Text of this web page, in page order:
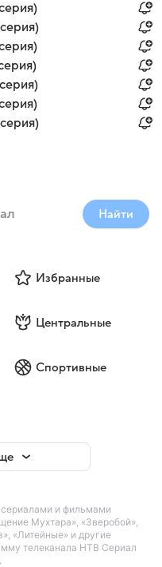
Найти
Избранные
Центральные
Спортивные
и фильмами
Мухтара», «Зверобой»,
«Литейные» и другие
телеканала НТВ Сериал